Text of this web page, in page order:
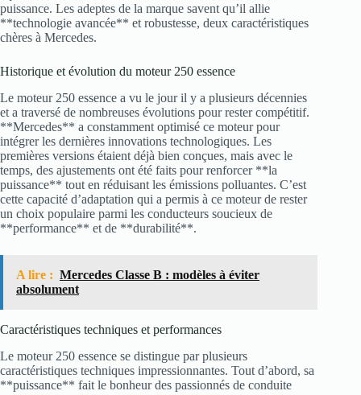
puissance. Les adeptes de la marque savent qu’il allie
**technologie avancée** et robustesse, deux caractéristiques
chères à Mercedes.
Historique et évolution du moteur 250 essence
Le moteur 250 essence a vu le jour il y a plusieurs décennies
et a traversé de nombreuses évolutions pour rester compétitif.
**Mercedes** a constamment optimisé ce moteur pour
intégrer les dernières innovations technologiques. Les
premières versions étaient déjà bien conçues, mais avec le
temps, des ajustements ont été faits pour renforcer **la
puissance** tout en réduisant les émissions polluantes. C’est
cette capacité d’adaptation qui a permis à ce moteur de rester
un choix populaire parmi les conducteurs soucieux de
**performance** et de **durabilité**.
A lire : Mercedes Classe B : modèles à éviter
absolument
Caractéristiques techniques et performances
Le moteur 250 essence se distingue par plusieurs
caractéristiques techniques impressionnantes. Tout d’abord, sa
**puissance** fait le bonheur des passionnés de conduite